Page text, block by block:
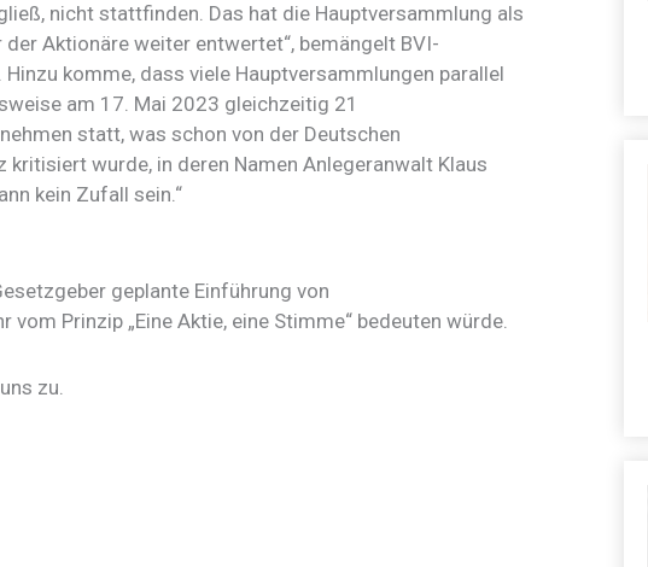
nicht stattfinden. Das hat die Hauptversammlung als
Aktionäre weiter entwertet“, bemängelt BVI-
komme, dass viele Hauptversammlungen parallel
am 17. Mai 2023 gleichzeitig 21
statt, was schon von der Deutschen
wurde, in deren Namen Anlegeranwalt Klaus
kein Zufall sein.“
geplante Einführung von
Prinzip „Eine Aktie, eine Stimme“ bedeuten würde.
zu.